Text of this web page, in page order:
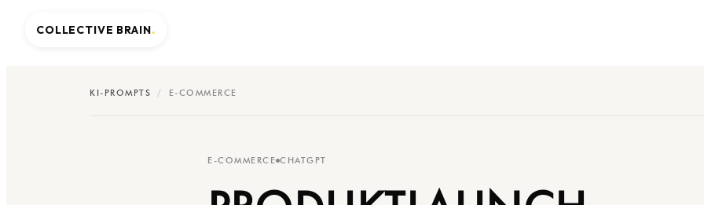
KI-PROMPTS / E-COMMERCE
E-COMMERCE CHATGPT
COLLECTIVE BRAIN.